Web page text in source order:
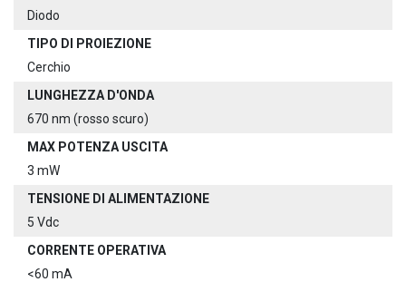
Diodo
TIPO DI PROIEZIONE
Cerchio
LUNGHEZZA D'ONDA
670 nm (rosso scuro)
MAX POTENZA USCITA
3 mW
TENSIONE DI ALIMENTAZIONE
5 Vdc
CORRENTE OPERATIVA
<60 mA